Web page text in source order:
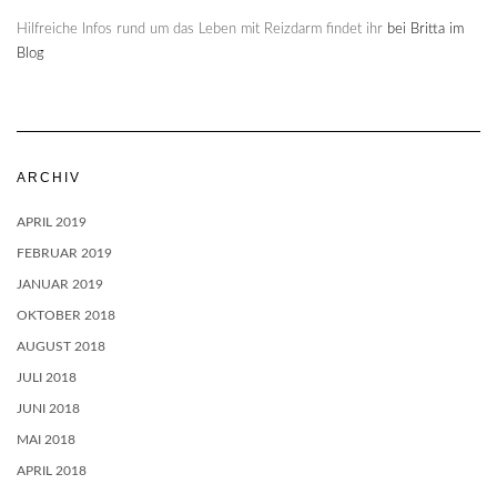
Hilfreiche Infos rund um das Leben mit Reizdarm findet ihr bei Britta im
Blog
ARCHIV
APRIL 2019
FEBRUAR 2019
JANUAR 2019
OKTOBER 2018
AUGUST 2018
JULI 2018
JUNI 2018
MAI 2018
APRIL 2018